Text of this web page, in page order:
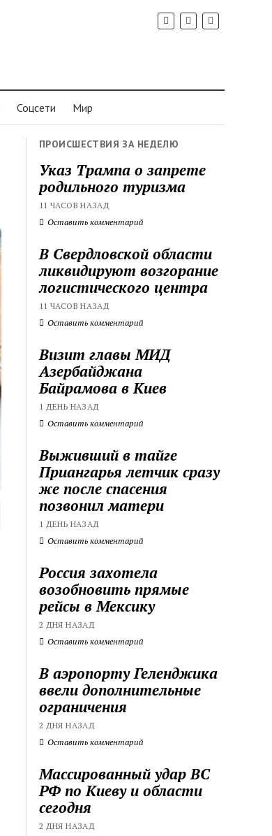
Соцсети Мир
ПРОИСШЕСТВИЯ ЗА НЕДЕЛЮ
Указ Трампа о запрете
родильного туризма
11 ЧАСОВ НАЗАД
Оставить комментарий
В Свердловской области
ликвидируют возгорание
логистического центра
11 ЧАСОВ НАЗАД
Оставить комментарий
Визит главы МИД
Азербайджана
Байрамова в Киев
1 ДЕНЬ НАЗАД
Оставить комментарий
Выживший в тайге
Приангарья летчик сразу
же после спасения
позвонил матери
1 ДЕНЬ НАЗАД
Оставить комментарий
Россия захотела
возобновить прямые
рейсы в Мексику
2 ДНЯ НАЗАД
Оставить комментарий
В аэропорту Геленджика
ввели дополнительные
ограничения
2 ДНЯ НАЗАД
Оставить комментарий
Массированный удар ВС
РФ по Киеву и области
сегодня
2 ДНЯ НАЗАД